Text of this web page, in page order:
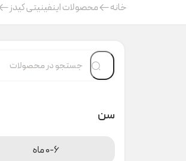
خانه محصولات اینفینیتی کیدز
سن
0-6 ماه